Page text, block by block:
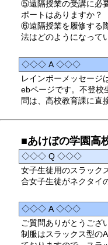
⑤遠隔授業の受講に必
ポートはありますか？
⑥遠隔授業を履修する
法はどのようになって
◇◇◇ A ◇◇◇
レインボーメッセージ
ebページです。不登校
問は、高校教育課に直
■あけぼの学園高
◇◇◇ Q ◇◇◇
女子生徒用のスラック
合女子生徒がネクタイ
◇◇◇ A ◇◇◇
ご質問ありがとうござ
制服はスラックス型の